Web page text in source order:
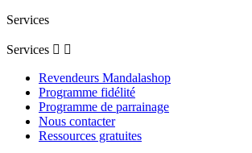
Services
Services  
Revendeurs Mandalashop
Programme fidélité
Programme de parrainage
Nous contacter
Ressources gratuites